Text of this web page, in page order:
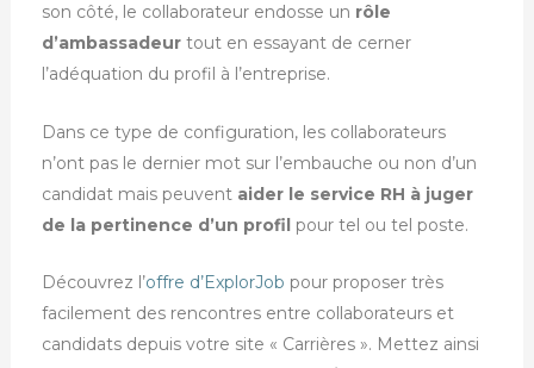
son côté, le collaborateur endosse un rôle
d’ambassadeur tout en essayant de cerner
l’adéquation du profil à l’entreprise.
Dans ce type de configuration, les collaborateurs
n’ont pas le dernier mot sur l’embauche ou non d’un
candidat mais peuvent aider le service RH à juger
de la pertinence d’un profil pour tel ou tel poste.
Découvrez l’offre d’ExplorJob pour proposer très
facilement des rencontres entre collaborateurs et
candidats depuis votre site « Carrières ». Mettez ainsi